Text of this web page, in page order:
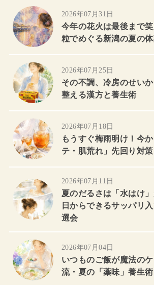
2026年07月31日
今年の花火は最後まで
粒でめぐる新潟の夏の
2026年07月25日
その不調、冷房のせい
整える漢方と養生術
2026年07月18日
もうすぐ梅雨明け！今
テ・肌荒れ」先回り対策
2026年07月11日
夏のだるさは「水はけ
日からできるサッパリ
選会
2026年07月04日
いつものご飯が魔法の
流・夏の「薬味」養生術